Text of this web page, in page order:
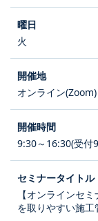
火
オンライン(Zoom)
9:30～16:30(受付
【オンラインセ
を取りやすい施工